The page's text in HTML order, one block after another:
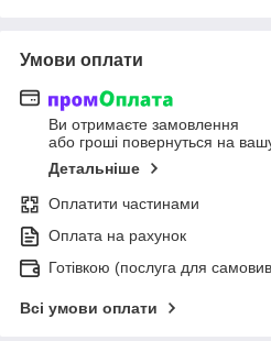
Умови оплати
Ви отримаєте замовлення
або гроші повернуться на
Детальніше
Оплатити частинами
Оплата на рахунок
Готівкою (послуга для
Всі умови оплати